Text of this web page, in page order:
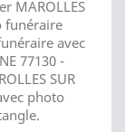
MAROLLES
funéraire
avec
77130 -
SUR
photo